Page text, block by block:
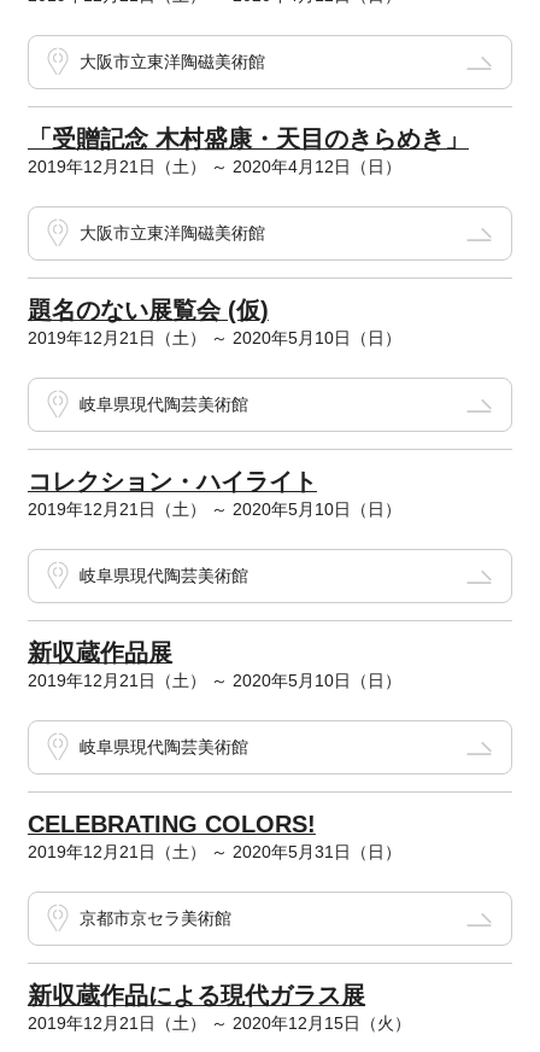
大阪市立東洋陶磁美術館
「受贈記念 木村盛康・天目のきらめき」
2019年12月21日（土） ～ 2020年4月12日（日）
大阪市立東洋陶磁美術館
題名のない展覧会 (仮)
2019年12月21日（土） ～ 2020年5月10日（日）
岐阜県現代陶芸美術館
コレクション・ハイライト
2019年12月21日（土） ～ 2020年5月10日（日）
岐阜県現代陶芸美術館
新収蔵作品展
2019年12月21日（土） ～ 2020年5月10日（日）
岐阜県現代陶芸美術館
CELEBRATING COLORS!
2019年12月21日（土） ～ 2020年5月31日（日）
京都市京セラ美術館
新収蔵作品による現代ガラス展
2019年12月21日（土） ～ 2020年12月15日（火）